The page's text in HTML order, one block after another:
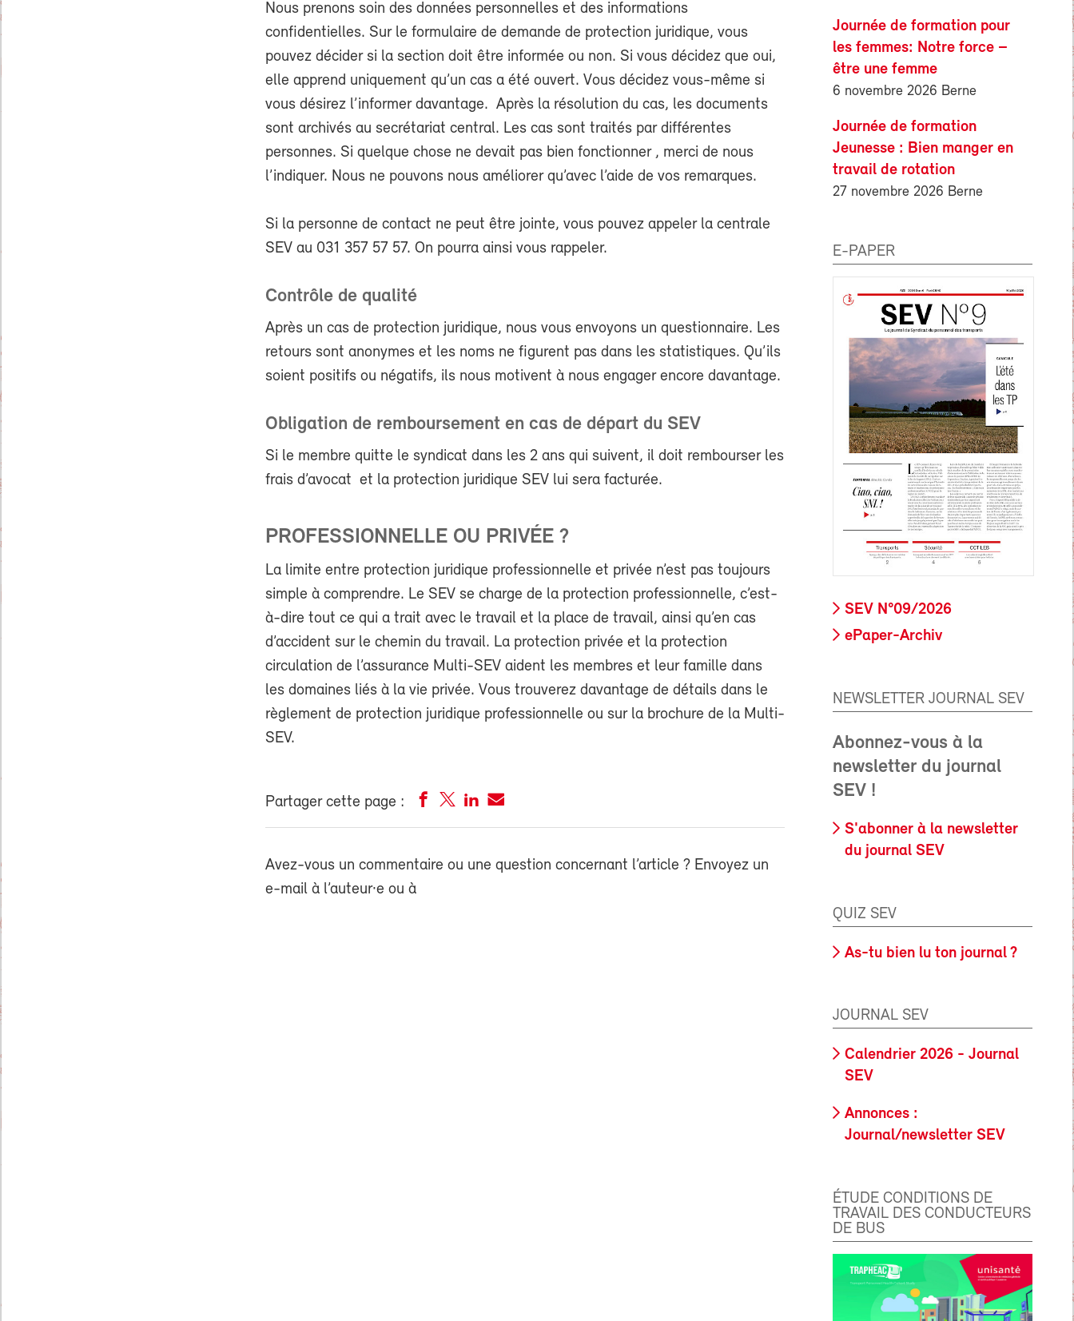
Nous prenons soin des données personnelles et des informations
confidentielles. Sur le formulaire de demande de protection juridique, vous
pouvez décider si la section doit être informée ou non. Si vous décidez que oui,
elle apprend uniquement qu’un cas a été ouvert. Vous décidez vous-même si
vous désirez l’informer davantage. Après la résolution du cas, les documents
sont archivés au secrétariat central. Les cas sont traités par différentes
personnes. Si quelque chose ne devait pas bien fonctionner , merci de nous
l’indiquer. Nous ne pouvons nous améliorer qu’avec l’aide de vos remarques.
Si la personne de contact ne peut être jointe, vous pouvez appeler la centrale
SEV au 031 357 57 57. On pourra ainsi vous rappeler.
Contrôle de qualité
Après un cas de protection juridique, nous vous envoyons un questionnaire. Les
retours sont anonymes et les noms ne figurent pas dans les statistiques. Qu’ils
soient positifs ou négatifs, ils nous motivent à nous engager encore davantage.
Obligation de remboursement en cas de départ du SEV
Si le membre quitte le syndicat dans les 2 ans qui suivent, il doit rembourser les
frais d’avocat et la protection juridique SEV lui sera facturée.
PROFESSIONNELLE OU PRIVÉE ?
La limite entre protection juridique professionnelle et privée n’est pas toujours
simple à comprendre. Le SEV se charge de la protection professionnelle, c’est-
à-dire tout ce qui a trait avec le travail et la place de travail, ainsi qu’en cas
d’accident sur le chemin du travail. La protection privée et la protection
circulation de l’assurance Multi-SEV aident les membres et leur famille dans
les domaines liés à la vie privée. Vous trouverez davantage de détails dans le
règlement de protection juridique professionnelle ou sur la brochure de la Multi-
SEV.
Partager cette page :
Avez-vous un commentaire ou une question concernant l’article ? Envoyez un
e-mail à l’auteur·e ou à
Journée de formation pour
les femmes: Notre force –
être une femme
6 novembre 2026 Berne
Journée de formation
Jeunesse : Bien manger en
travail de rotation
27 novembre 2026 Berne
E-PAPER
SEV N°09/2026
ePaper-Archiv
NEWSLETTER JOURNAL SEV
Abonnez-vous à la
newsletter du journal
SEV !
S'abonner à la newsletter
du journal SEV
QUIZ SEV
As-tu bien lu ton journal ?
JOURNAL SEV
Calendrier 2026 - Journal
SEV
Annonces :
Journal/newsletter SEV
ÉTUDE CONDITIONS DE
TRAVAIL DES CONDUCTEURS
DE BUS